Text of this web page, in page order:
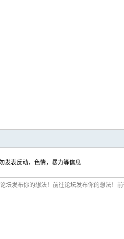
发表反动，色情，暴力等信息